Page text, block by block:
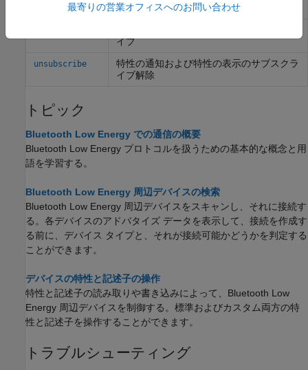
特性または記述子にデータを書き込む
イブ
unsubscribe
特性の通知および特性の表示のサブスクラ
イブ解除
トピック
Bluetooth Low Energy での通信の概要
Bluetooth Low Energy プロトコルを扱うための基本的な概念と用
語を学習する。
Bluetooth Low Energy 周辺デバイスの検索
Bluetooth Low Energy 周辺デバイスをスキャンし、それに接続す
る。各デバイスのアドバタイズ データを表示して、接続を作成す
る前に、デバイス タイプと、それが接続可能かどうかを判定する
ことができます。
デバイスの特性と記述子の操作
特性と記述子の読み取りや書き込みによって、Bluetooth Low
Energy 周辺デバイスを制御する。標準およびカスタム両方の特
性と記述子を操作することができます。
トラブルシューティング
最寄りの営業オフィスへのお問い合わせ